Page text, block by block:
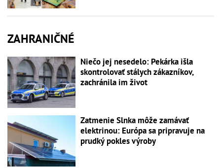
ZAHRANIČNÉ
Niečo jej nesedelo: Pekárka išla
skontrolovať stálych zákazníkov,
zachránila im život
Zatmenie Slnka môže zamávať
elektrinou: Európa sa pripravuje na
prudký pokles výroby